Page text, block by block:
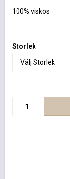
100% viskos
Storlek